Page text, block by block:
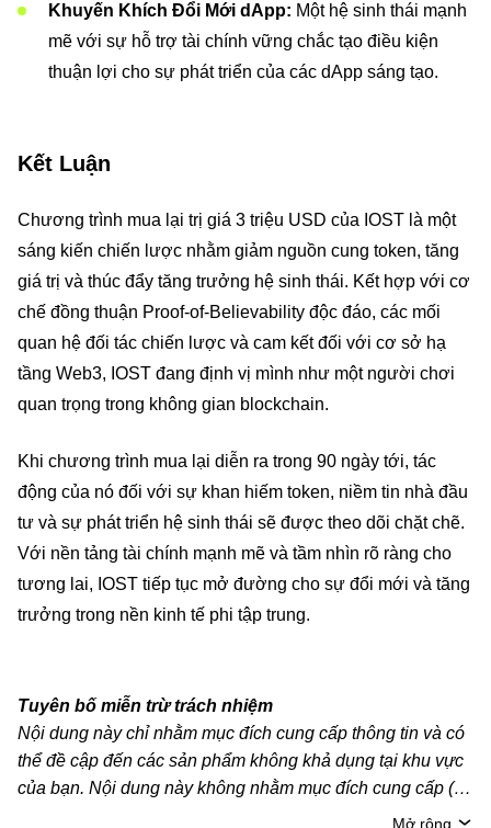
Khuyến Khích Đổi Mới dApp: Một hệ sinh thái mạnh
mẽ với sự hỗ trợ tài chính vững chắc tạo điều kiện
thuận lợi cho sự phát triển của các dApp sáng tạo.
Kết Luận
Chương trình mua lại trị giá 3 triệu USD của IOST là một
sáng kiến chiến lược nhằm giảm nguồn cung token, tăng
giá trị và thúc đẩy tăng trưởng hệ sinh thái. Kết hợp với cơ
chế đồng thuận Proof-of-Believability độc đáo, các mối
quan hệ đối tác chiến lược và cam kết đối với cơ sở hạ
tầng Web3, IOST đang định vị mình như một người chơi
quan trọng trong không gian blockchain.
Khi chương trình mua lại diễn ra trong 90 ngày tới, tác
động của nó đối với sự khan hiếm token, niềm tin nhà đầu
tư và sự phát triển hệ sinh thái sẽ được theo dõi chặt chẽ.
Với nền tảng tài chính mạnh mẽ và tầm nhìn rõ ràng cho
tương lai, IOST tiếp tục mở đường cho sự đổi mới và tăng
trưởng trong nền kinh tế phi tập trung.
Tuyên bố miễn trừ trách nhiệm
Nội dung này chỉ nhằm mục đích cung cấp thông tin và có
thể đề cập đến các sản phẩm không khả dụng tại khu vực
của bạn. Nội dung này không nhằm mục đích cung cấp (i)
lời khuyên hoặc khuyến nghị đầu tư; (ii) đề nghị hoặc chào
Mở rộng